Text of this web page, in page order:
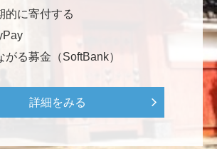
的に寄付する
がる募金（SoftBank）
詳細をみる